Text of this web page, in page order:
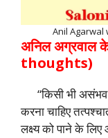
Anil Agarwal
अनिल अग्रवाल के
thoughts)
“किसी भी असंभव
करना चाहिए
लक्ष्य को पाने के लिए